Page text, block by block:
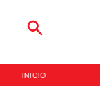
INICIO